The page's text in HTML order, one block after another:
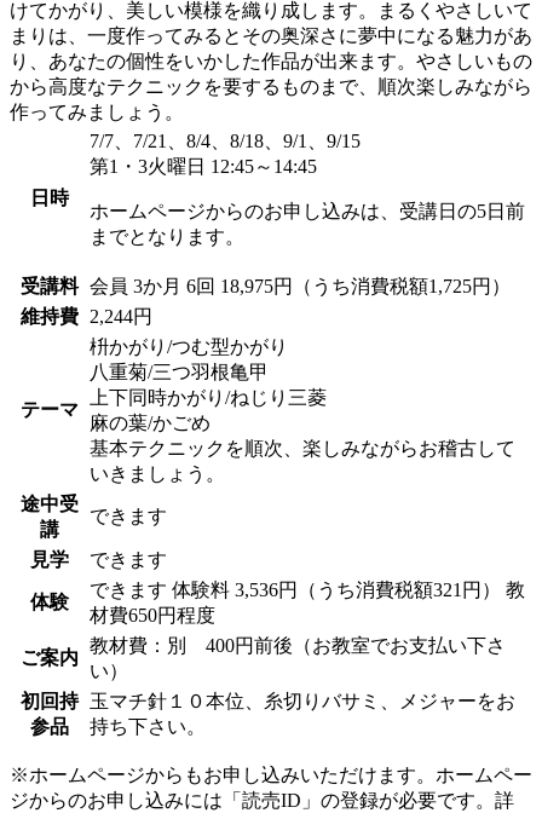
けてかがり、美しい模様を織り成します。まるくやさしいて
まりは、一度作ってみるとその奥深さに夢中になる魅力があ
り、あなたの個性をいかした作品が出来ます。やさしいもの
から高度なテクニックを要するものまで、順次楽しみながら
作ってみましょう。
日時
7/7、7/21、8/4、8/18、9/1、9/15
第1・3火曜日 12:45～14:45
ホームページからのお申し込みは、受講日の5日前
までとなります。
受講料 会員 3か月 6回 18,975円（うち消費税額1,725円）
維持費
2,244円
テーマ
枡かがり/つむ型かがり
八重菊/三つ羽根亀甲
上下同時かがり/ねじり三菱
麻の葉/かごめ
基本テクニックを順次、楽しみながらお稽古して
いきましょう。
途中受
講
できます
見学 できます
体験
できます 体験料 3,536円（うち消費税額321円） 教
材費650円程度
ご案内
教材費：別 400円前後（お教室でお支払い下さ
い）
初回持
参品
玉マチ針１０本位、糸切りバサミ、メジャーをお
持ち下さい。
※ホームページからもお申し込みいただけます。ホームペー
ジからのお申し込みには「読売ID」の登録が必要です。詳